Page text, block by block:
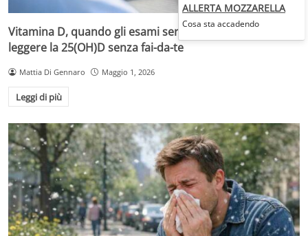
Vitamina D, quando gli esami servono davvero: come
leggere la 25(OH)D senza fai-da-te
Mattia Di Gennaro Maggio 1, 2026
Leggi di più
ALLERTA MOZZARELLA
Cosa sta accadendo